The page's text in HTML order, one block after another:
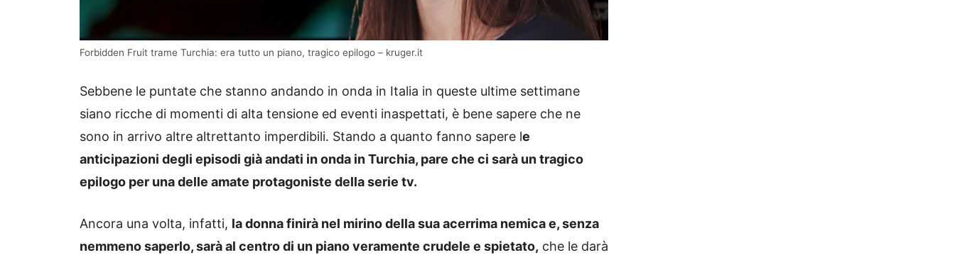
Forbidden Fruit trame Turchia: era tutto un piano, tragico epilogo – kruger.it
Sebbene le puntate che stanno andando in onda in Italia in queste ultime settimane
siano ricche di momenti di alta tensione ed eventi inaspettati, è bene sapere che ne
sono in arrivo altre altrettanto imperdibili. Stando a quanto fanno sapere le
anticipazioni degli episodi già andati in onda in Turchia, pare che ci sarà un tragico
epilogo per una delle amate protagoniste della serie tv.
Ancora una volta, infatti, la donna finirà nel mirino della sua acerrima nemica e, senza
nemmeno saperlo, sarà al centro di un piano veramente crudele e spietato, che le darà